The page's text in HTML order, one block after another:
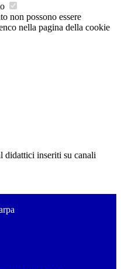
non possono essere
nella pagina della cookie
didattici inseriti su canali